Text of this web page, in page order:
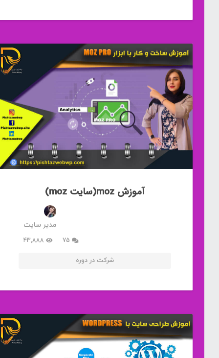
آموزش moz(سایت moz)
مدیر سایت
75دیدگاه 43,888
شرکت در دوره